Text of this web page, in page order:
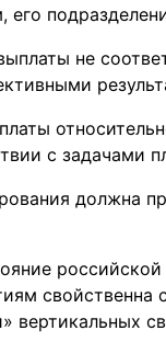
его
не
с задачами
должна
свойственна
вертикальных